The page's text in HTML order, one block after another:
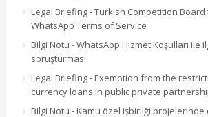
Legal Briefing - Turkish Competition
WhatsApp Terms of Service
Bilgi Notu - WhatsApp Hizmet Koşulları ile
soruşturması
Legal Briefing - Exemption from the
currency loans in public private
Bilgi Notu - Kamu özel işbirliği